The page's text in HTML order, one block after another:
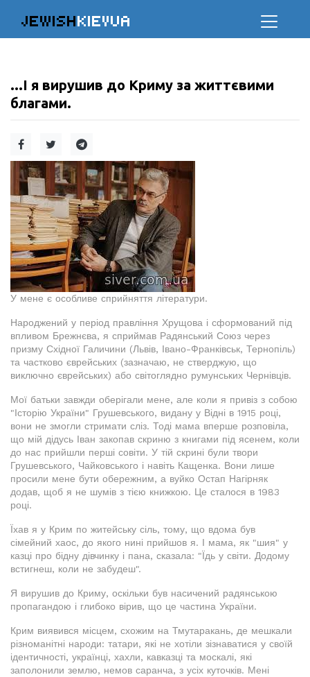
JEWISHKIEVUA
...І я вирушив до Криму за життєвими
благами.
У мене є особливе сприйняття літератури.
Народжений у період правління Хрущова і сформований під
впливом Брежнєва, я сприймав Радянський Союз через
призму Східної Галичини (Львів, Івано-Франківськ, Тернопіль)
та частково єврейських (зазначаю, не стверджую, що
виключно єврейських) або світоглядно румунських Чернівців.
Мої батьки завжди оберігали мене, але коли я привіз з собою
"Історію України" Грушевського, видану у Відні в 1915 році,
вони не змогли стримати сліз. Тоді мама вперше розповіла,
що мій дідусь Іван закопав скриню з книгами під ясенем, коли
до нас прийшли перші совіти. У тій скрині були твори
Грушевського, Чайковського і навіть Кащенка. Вони лише
просили мене бути обережним, а вуйко Остап Нагірняк
додав, щоб я не шумів з тією книжкою. Це сталося в 1983
році.
Їхав я у Крим по житейську сіль, тому, що вдома був
сімейний хаос, до якого нині прийшов я. І мама, як "шия" у
казці про бідну дівчинку і пана, сказала: "Їдь у світи. Додому
встигнеш, коли не забудеш".
Я вирушив до Криму, оскільки був насичений радянською
пропагандою і глибоко вірив, що це частина України.
Крим виявився місцем, схожим на Тмутаракань, де мешкали
різноманітні народи: татари, які не хотіли зізнаватися у своїй
ідентичності, українці, хахли, кавказці та москалі, які
заполонили землю, немов саранча, з усіх куточків. Мені